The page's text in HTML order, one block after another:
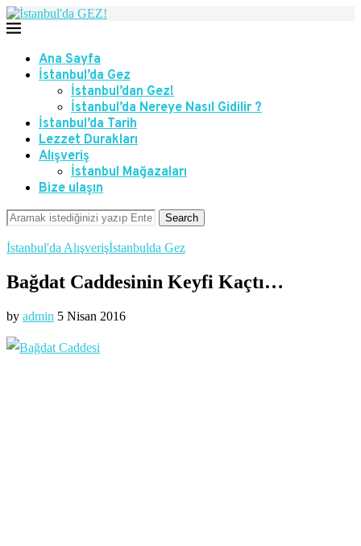
Ana Sayfa
İstanbul’da Gez
İstanbul’dan Gez!
İstanbul’da Nereye Nasıl Gidilir ?
İstanbul’da Tarih
Lezzet Durakları
Alışveriş
İstanbul Mağazaları
Bize ulaşın
Search
İstanbul'da Alışverişİstanbulda Gez
Bağdat Caddesinin Keyfi Kaçtı…
by admin 5 Nisan 2016